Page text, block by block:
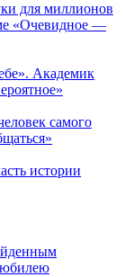
для миллионов
«Очевидное —
Академик
самого
истории
юбилею